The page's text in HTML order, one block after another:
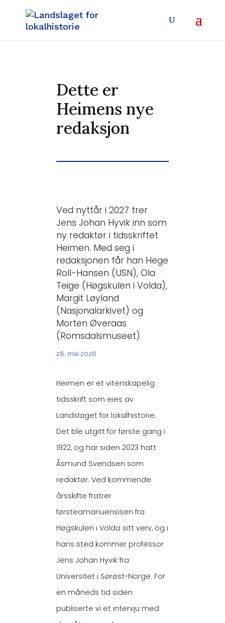
Dette er
Heimens nye
redaksjon
Ved nyttår i 2027 trer
Jens Johan Hyvik inn som
ny redaktør i tidsskriftet
Heimen. Med seg i
redaksjonen får han Hege
Roll-Hansen (USN), Ola
Teige (Høgskulen i Volda),
Margit Løyland
(Nasjonalarkivet) og
Morten Øveraas
(Romsdalsmuseet).
28. mai 2026
Heimen er et vitenskapelig
tidsskrift som eies av
Landslaget for lokalhistorie.
Det ble utgitt for første gang i
1922, og har siden 2023 hatt
Åsmund Svendsen som
redaktør. Ved kommende
årsskifte fratrer
førsteamanuensisen fra
Høgskulen i Volda sitt verv, og i
hans sted kommer professor
Jens Johan Hyvik fra
Universitet i Sørøst-Norge. For
en måneds tid siden
publiserte vi et intervju med